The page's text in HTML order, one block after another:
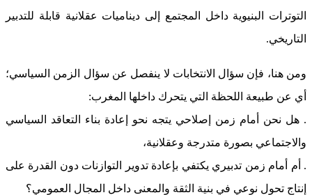
التوترات البنيوية داخل المجتمع إلى ديناميات عقلانية قابلة للتدبير
التاريخي.
ومن هنا، فإن سؤال الانتخابات لا ينفصل عن سؤال الزمن السياسي؛
أي عن طبيعة اللحظة التي يتحرك داخلها المغرب:
. هل نحن أمام زمن إصلاحي يتجه نحو إعادة بناء التعاقد السياسي
والاجتماعي بصورة متدرجة وعقلانية،
. أم أمام زمن تدبيري يكتفي بإعادة تدوير التوازنات دون القدرة على
إنتاج تحول نوعي في بنية الثقة والمعنى داخل المجال العمومي؟